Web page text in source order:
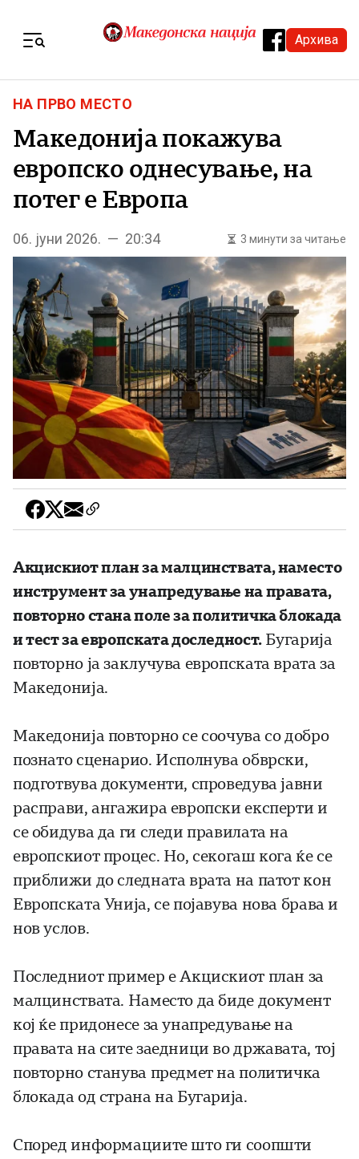
Архива
НА ПРВО МЕСТО
Македонија покажува
европско однесување, на
потег е Европа
06. јуни 2026. — 20:34 3 минути за читање
Акцискиот план за малцинствата, наместо
инструмент за унапредување на правата,
повторно стана поле за политичка блокада
и тест за европската доследност.Бугарија
повторно ја заклучува европската врата за
Македонија.
Македонија повторно се соочува со добро
познато сценарио. Исполнува обврски,
подготвува документи, спроведува јавни
расправи, ангажира европски експерти и
се обидува да ги следи правилата на
европскиот процес. Но, секогаш кога ќе се
приближи до следната врата на патот кон
Европската Унија, се појавува нова брава и
нов услов.
Последниот пример е Акцискиот план за
малцинствата. Наместо да биде документ
кој ќе придонесе за унапредување на
правата на сите заедници во државата, тој
повторно станува предмет на политичка
блокада од страна на Бугарија.
Според информациите што ги соопшти